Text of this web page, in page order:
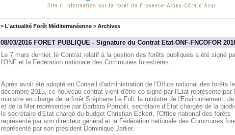
> L'actualité Forêt Méditerranéenne> Archives
08/03/2016 FORET PUBLIQUE - Signature du Contrat Etat-ONF-FNCOFOR
Le 7 mars dernier, le Contrat relatif à la gestion des forêts publiques a été signé
l'ONF et la Fédération nationale des Communes forestières.
Après avoir été adopté en Conseil d'administration de l'Office national des forêts
décembre 2015, ce nouveau contrat vient d'être co-signé par l'Etat représenté par
ministre en charge de la forêt Stéphane Le Foll, la ministre de l'Environnement,
et de la Mer représentée par Barbara Pompili, secrétaire d'Etat chargée de la
le secrétaire d'Etat chargé du budget Christian Eckert, l'Office national des forêts
représenté par son directeur général et la Fédération nationale des Communes
représenté par son président Dominique Jarlier.